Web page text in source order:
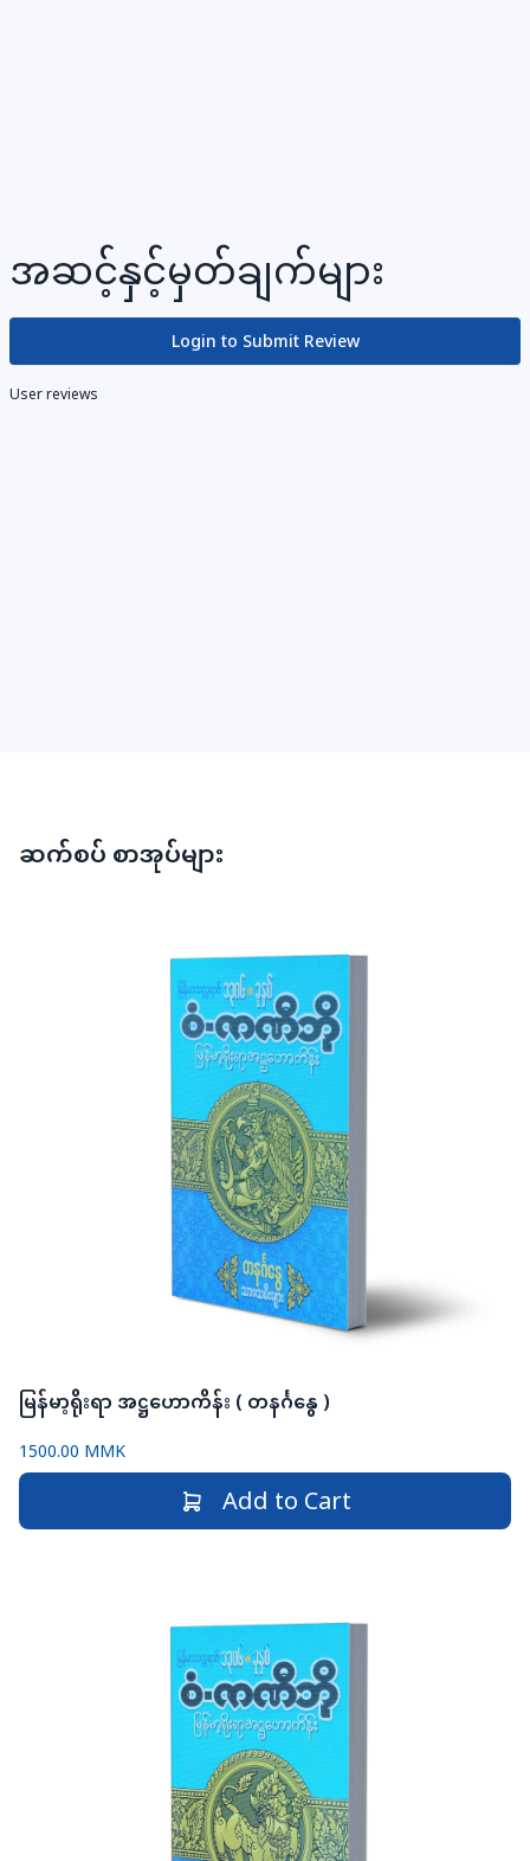
အဆင့်နှင့်မှတ်ချက်များ
Login to Submit Review
User reviews
ဆက်စပ် စာအုပ်များ
မြန်မာ့ရိုးရာ အဋ္ဌဟောကိန်း ( တနင်္ဂနွေ )
1500.00 MMK
Add to Cart